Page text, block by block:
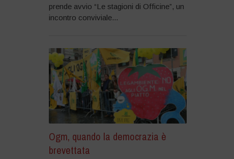
prende avvio “Le stagioni di Officine”, un
incontro conviviale...
Ogm, quando la democrazia è
brevettata